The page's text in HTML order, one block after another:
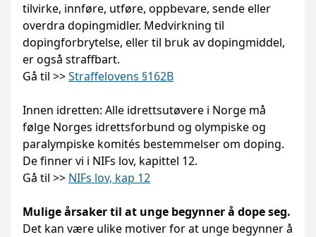
tilvirke, innføre, utføre, oppbevare, sende eller
overdra dopingmidler. Medvirkning til
dopingforbrytelse, eller til bruk av dopingmiddel,
er også straffbart.
Gå til >>Straffelovens §162B
Innen idretten: Alle idrettsutøvere i Norge må
følge Norges idrettsforbund og olympiske og
paralympiske komités bestemmelser om doping.
De finner vi i NIFs lov, kapittel 12.
Gå til >> NIFs lov, kap 12
Mulige årsaker til at unge begynner å dope seg.
Det kan være ulike motiver for at unge begynner å